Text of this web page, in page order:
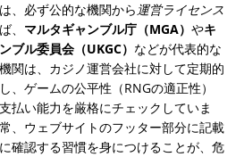
、必ず公的な機関から運営ライセンス
、 マルタギャンブル庁（MGA） やキ
ブル委員会（UKGC） などが代表的な
関は、カジノ運営会社に対して定期的
、ゲームの公平性（RNGの適正性）
払い能力を厳格にチェックしていま
、ウェブサイトのフッター部分に記載
確認する習慣を身につけることが、危